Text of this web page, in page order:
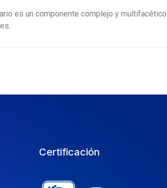
es un componente complejo y
Certificación